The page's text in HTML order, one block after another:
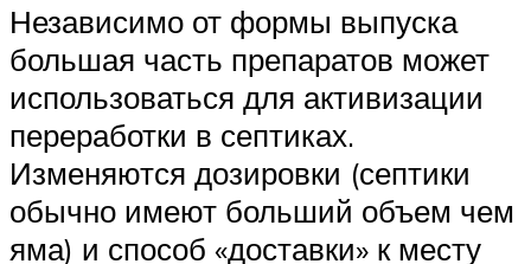
Независимо от формы выпуска
большая часть препаратов может
использоваться для активизации
переработки в септиках.
Изменяются дозировки (септики
обычно имеют больший объем чем
яма) и способ «доставки» к месту